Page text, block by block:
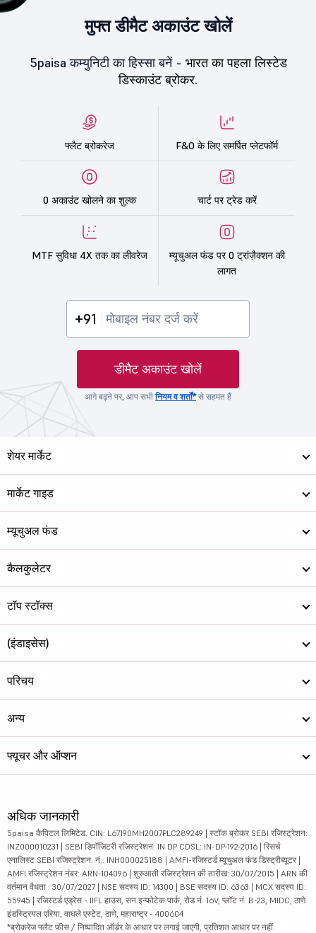
मुफ्त डीमैट अकाउंट खोलें
5paisa कम्युनिटी का हिस्सा बनें - भारत का पहला लिस्टेड
डिस्काउंट ब्रोकर.
फ्लैट ब्रोकरेज F&O के लिए समर्पित प्लेटफॉर्म
0 अकाउंट खोलने का शुल्क चार्ट पर ट्रेड करें
MTF सुविधा 4X तक का लीवरेज
म्यूचुअल फंड पर 0 ट्रांज़ैक्शन की
लागत
+91
डीमैट अकाउंट खोलें
आगे बढ़ने पर, आप सभीनियम व शर्तों*से सहमत हैं
शेयर मार्केट
मार्केट गाइड
म्यूचुअल फंड
कैलकुलेटर
टॉप स्टॉक्स
(इंडाइसेस)
परिचय
अन्य
फ्यूचर और ऑप्शन
अधिक जानकारी
5paisa कैपिटल लिमिटेड. CIN: L67190MH2007PLC289249 | स्टॉक ब्रोकर SEBI रजिस्ट्रेशन:
INZ000010231 | SEBI डिपॉजिटरी रजिस्ट्रेशन: IN DP CDSL: IN-DP-192-2016 | रिसर्च
एनालिस्ट SEBI रजिस्ट्रेशन. नं.: INH000025188 | AMFI-रजिस्टर्ड म्यूचुअल फंड डिस्ट्रीब्यूटर |
AMFI रजिस्ट्रेशन नंबर: ARN-104096 | शुरुआती रजिस्ट्रेशन की तारीख: 30/07/2015 | ARN की
वर्तमान वैधता : 30/07/2027 | NSE सदस्य ID: 14300 | BSE सदस्य ID: 6363 | MCX सदस्य ID:
55945 | रजिस्टर्ड एड्रेस - IIFL हाउस, सन इन्फोटेक पार्क, रोड नं. 16V, प्लॉट नं. B-23, MIDC, ठाणे
इंडस्ट्रियल एरिया, वाघले एस्टेट, ठाणे, महाराष्ट्र - 400604
*ब्रोकरेज फ्लैट फीस / निष्पादित ऑर्डर के आधार पर लगाई जाएगी, प्रतिशत आधार पर नहीं.